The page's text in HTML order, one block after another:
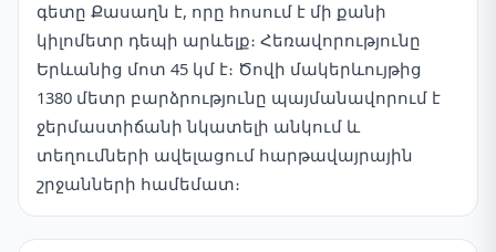
գետը Քասաղն է, որը հոսում է մի քանի
կիլոմետր դեպի արևելք։ Հեռավորությունը
Երևանից մոտ 45 կմ է։ Ծովի մակերևույթից
1380 մետր բարձրությունը պայմանավորում է
ջերմաստիճանի նկատելի անկում և
տեղումների ավելացում հարթավայրային
շրջանների համեմատ։